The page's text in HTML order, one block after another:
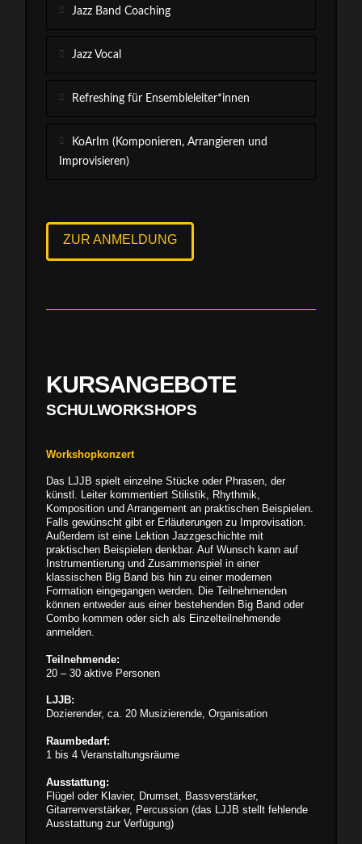
Jazz Band Coaching
Jazz Vocal
Refreshing für Ensembleleiter*innen
KoArIm (Komponieren, Arrangieren und
Improvisieren)
ZUR ANMELDUNG
KURSANGEBOTE
SCHULWORKSHOPS
Workshopkonzert
Das LJJB spielt einzelne Stücke oder Phrasen, der
künstl. Leiter kommentiert Stilistik, Rhythmik,
Komposition und Arrangement an praktischen Beispielen.
Falls gewünscht gibt er Erläuterungen zu Improvisation.
Außerdem ist eine Lektion Jazzgeschichte mit
praktischen Beispielen denkbar. Auf Wunsch kann auf
Instrumentierung und Zusammenspiel in einer
klassischen Big Band bis hin zu einer modernen
Formation eingegangen werden. Die Teilnehmenden
können entweder aus einer bestehenden Big Band oder
Combo kommen oder sich als Einzelteilnehmende
anmelden.
Teilnehmende:
20 – 30 aktive Personen
LJJB:
Dozierender, ca. 20 Musizierende, Organisation
Raumbedarf:
1 bis 4 Veranstaltungsräume
Ausstattung:
Flügel oder Klavier, Drumset, Bassverstärker,
Gitarrenverstärker, Percussion (das LJJB stellt fehlende
Ausstattung zur Verfügung)